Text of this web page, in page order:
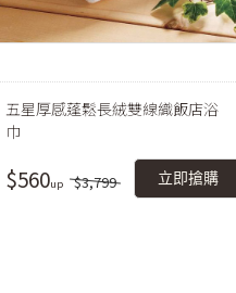
五星厚感蓬鬆長絨雙線織飯店浴
巾
$560 $3,799 立即搶購